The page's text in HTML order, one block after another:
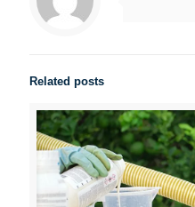
Related posts